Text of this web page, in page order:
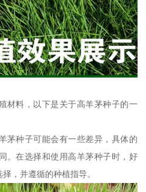
材料，以下是关于高羊茅种子的一
茅种子可能会有一些差异，具体的
。在选择和使用高羊茅种子时，好
，并遵循的种植指导。